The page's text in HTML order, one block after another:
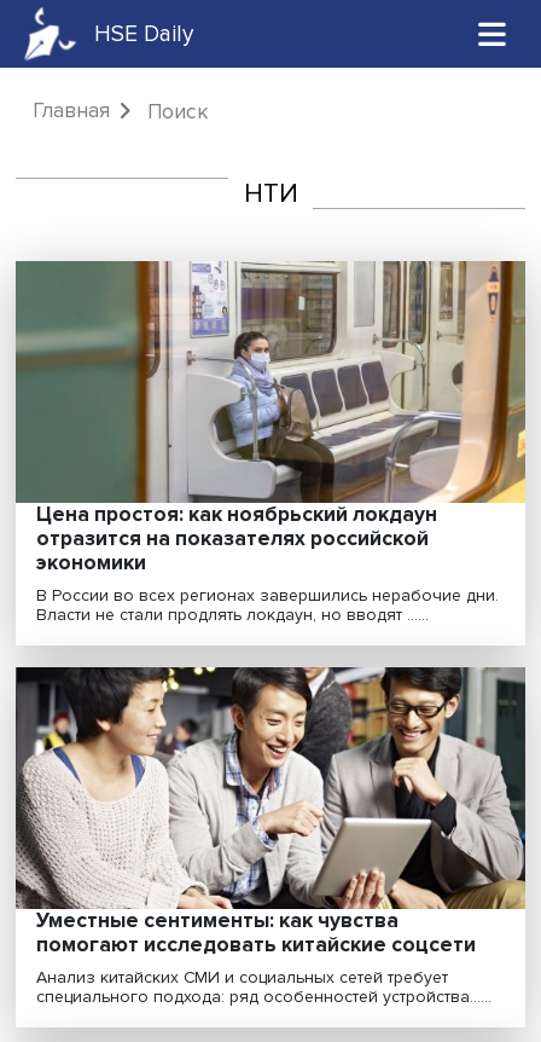
HSE Daily
Главная
Цена простоя: как ноябрьский локдаун
отразится на показателях российской
экономики
В России во всех регионах завершились нерабочие
Власти не стали продлять локдаун, но вводят ......